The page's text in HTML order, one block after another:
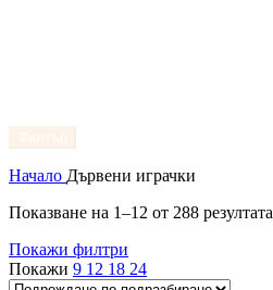
Начало Дървени играчки
Показване на 1–12 от 288 резултата
Покажи филтри
Покажи 9 12 18 24